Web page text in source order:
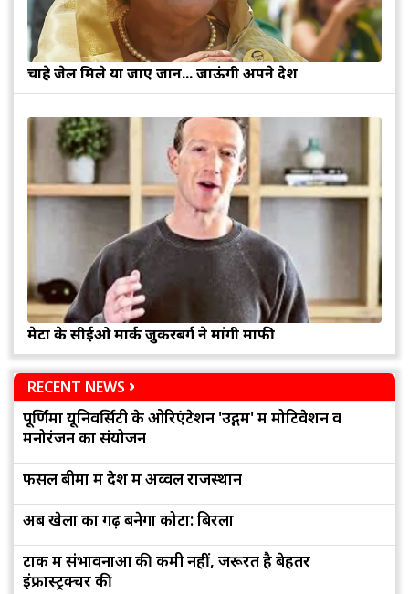
चाहे जेल मिले या जाए जान... जाऊंगी अपने देश
मेटा के सीईओ मार्क जुकरबर्ग ने मांगी माफी
RECENT NEWS
पूर्णिमा यूनिवर्सिटी के ओरिएंटेशन 'उद्गम' में मोटिवेशन व
मनोरंजन का संयोजन
फसल बीमा में देश में अव्वल राजस्थान
अब खेलों का गढ़ बनेगा कोटा: बिरला
टोंक में संभावनाओं की कमी नहीं, जरूरत है बेहतर
इंफ्रास्ट्रक्चर की